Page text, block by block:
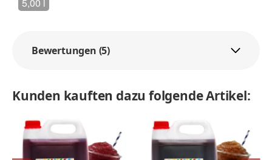
5,00 l
Bewertungen (5)
Kunden kauften dazu folgende Artikel: